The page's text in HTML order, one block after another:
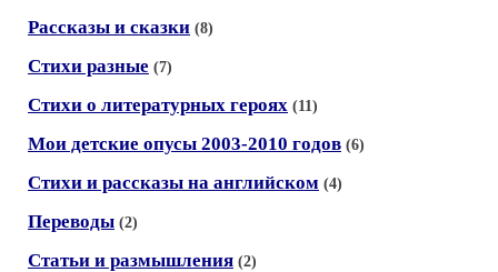
Рассказы и сказки (8)
Стихи разные (7)
Стихи о литературных героях (11)
Мои детские опусы 2003-2010 годов (6)
Стихи и рассказы на английском (4)
Переводы (2)
Статьи и размышления (2)